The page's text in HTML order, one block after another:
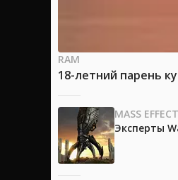
RAM
18-летний парень
MASS EFFECT
Эксперты